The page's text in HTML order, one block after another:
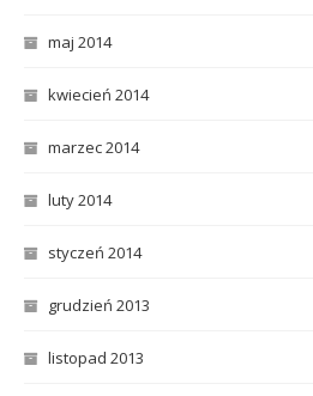
maj 2014
kwiecień 2014
marzec 2014
luty 2014
styczeń 2014
grudzień 2013
listopad 2013